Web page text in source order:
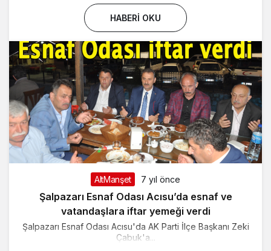
HABERI OKU
AltManşet 7 yıl önce
Şalpazarı Esnaf Odası Acısu’da esnaf ve
vatandaşlara iftar yemeği verdi
Şalpazarı Esnaf Odası Acısu'da AK Parti İlçe Başkanı Zeki
Çabuk'a...